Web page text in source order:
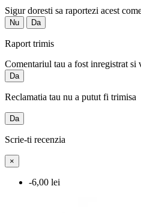
Sigur doresti sa raportezi acest
Nu Da
Raport trimis
Comentariul tau a fost inregistrat si
Da
Reclamatia tau nu a putut fi trimisa
Da
Scrie-ti recenzia
×
-6,00 lei